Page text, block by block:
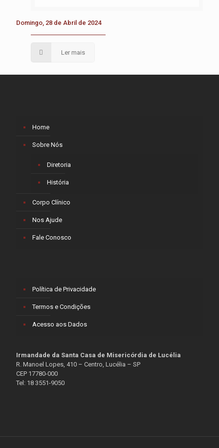
Domingo, 28 de Abril de 2024
Ler mais
Home
Sobre Nós
Diretoria
História
Corpo Clínico
Nos Ajude
Fale Conosco
Política de Privacidade
Termos e Condições
Acesso aos Dados
Irmandade da Santa Casa de Misericórdia de Lucélia
R. Manoel Lopes, 410 – Centro, Lucélia – SP
CEP 17780-000
Tel: 18 3551-9050